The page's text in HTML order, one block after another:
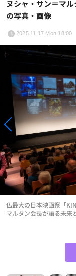
ヌシャ・サン＝マ
の写真・画像
2025.11.17 Mon 18:00
仏最大の日本映画祭「
マルタン会長が語る未来